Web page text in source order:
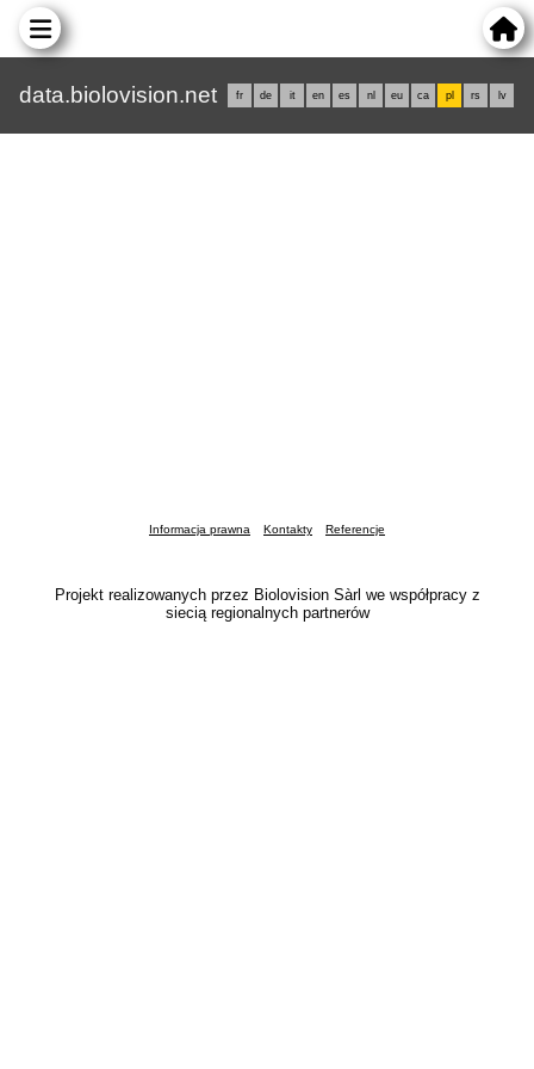
data.biolovision.net fr de it en es nl eu ca pl rs lv
Informacja prawna Kontakty Referencje
Projekt realizowanych przez Biolovision Sàrl we współpracy z
siecią regionalnych partnerów